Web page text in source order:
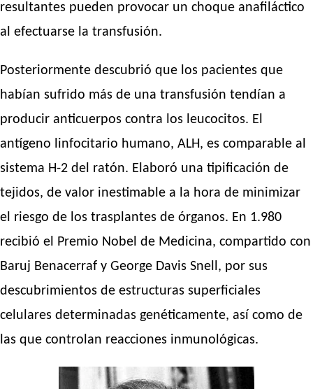
resultantes pueden provocar un choque anafiláctico
al efectuarse la transfusión.
Posteriormente descubrió que los pacientes que
habían sufrido más de una transfusión tendían a
producir anticuerpos contra los leucocitos. El
antígeno linfocitario humano, ALH, es comparable al
sistema H-2 del ratón. Elaboró una tipificación de
tejidos, de valor inestimable a la hora de minimizar
el riesgo de los trasplantes de órganos. En 1.980
recibió el Premio Nobel de Medicina, compartido con
Baruj Benacerraf y George Davis Snell, por sus
descubrimientos de estructuras superficiales
celulares determinadas genéticamente, así como de
las que controlan reacciones inmunológicas.